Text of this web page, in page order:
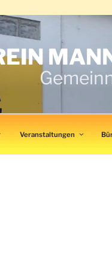
Veranstaltungen